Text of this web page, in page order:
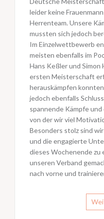
leider keine
Herrenteam. Unsere
mussten sich jedoch
Im Einzelwettbewerb
meisten ebenfalls im
Hans Keßler und
ersten Meisterschaft
herauskämpfen
jedoch ebenfalls
spannende Kämpfe
von der wir viel
Besonders stolz sind
und die engagierte
dieses Wochenende zu
unseren Verband
nach vorne und